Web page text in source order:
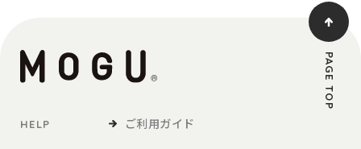
規約を変更する必要が生じた場合には、適用法令に従い、本
規約を変更することができます。この場合、当社は、本サイ
トへの掲載等の方法により、本規約を変更する旨、変更後の
本規約の内容および変更の効力発生日を利用者に通知しま
HELP ご利用ガイド
PAGE TOP